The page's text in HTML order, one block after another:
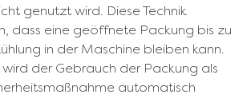
genutzt wird. Diese Technik
dass eine geöffnete Packung bis zu
in der Maschine bleiben kann.
wird der Gebrauch der Packung als
automatisch